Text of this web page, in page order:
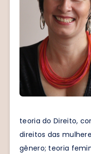
teoria do Direito,
direitos das
gênero; teoria